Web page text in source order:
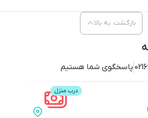
پاسخگوی شما هستیم
بازگشت به بالا